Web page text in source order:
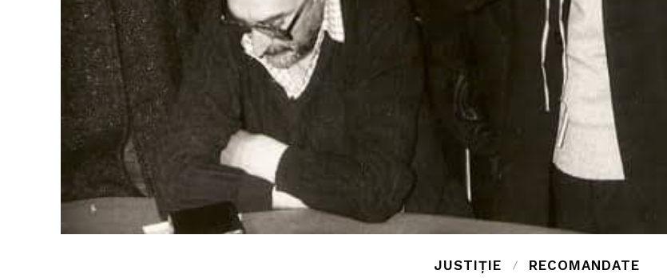
JUSTIȚIE RECOMANDATE